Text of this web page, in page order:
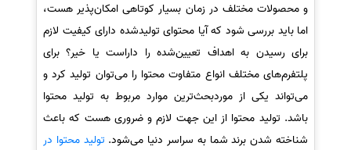
و محصولات مختلف در زمان بسیار کوتاهی امکان‌پذیر هست،
اما باید بررسی شود که آیا محتوای تولیدشده دارای کیفیت لازم
برای رسیدن به اهداف تعیین‌شده را داراست یا خیر؟ برای
پلتفرم‌های مختلف انواع متفاوت محتوا را می‌توان تولید کرد و
می‌تواند یکی از موردبحث‌ترین موارد مربوط به تولید محتوا
باشد. تولید محتوا از این جهت لازم و ضروری هست که باعث
شناخته شدن برند شما به سراسر دنیا می‌شود. تولید محتوا در